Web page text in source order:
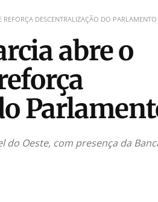
REFORÇA DESCENTRALIZAÇÃO DO PARLAMENTO
abre o
do Oeste, com presença da